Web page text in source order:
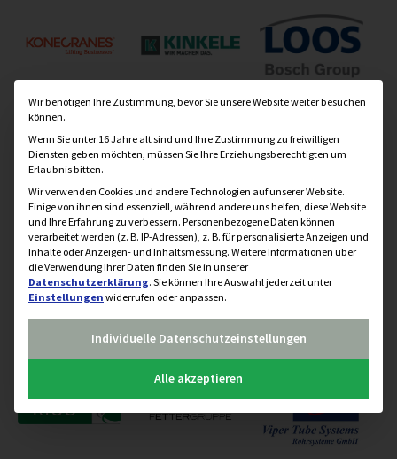
Wir benötigen Ihre Zustimmung, bevor Sie unsere Website weiter besuchen
können.
Wenn Sie unter 16 Jahre alt sind und Ihre Zustimmung zu freiwilligen
Diensten geben möchten, müssen Sie Ihre Erziehungsberechtigten um
Erlaubnis bitten.
Wir verwenden Cookies und andere Technologien auf unserer Website.
Einige von ihnen sind essenziell, während andere uns helfen, diese Website
und Ihre Erfahrung zu verbessern. Personenbezogene Daten können
verarbeitet werden (z. B. IP-Adressen), z. B. für personalisierte Anzeigen und
Inhalte oder Anzeigen- und Inhaltsmessung. Weitere Informationen über
die Verwendung Ihrer Daten finden Sie in unserer
Datenschutzerklärung. Sie können Ihre Auswahl jederzeit unter
Einstellungen widerrufen oder anpassen.
Individuelle Datenschutzeinstellungen
Alle akzeptieren